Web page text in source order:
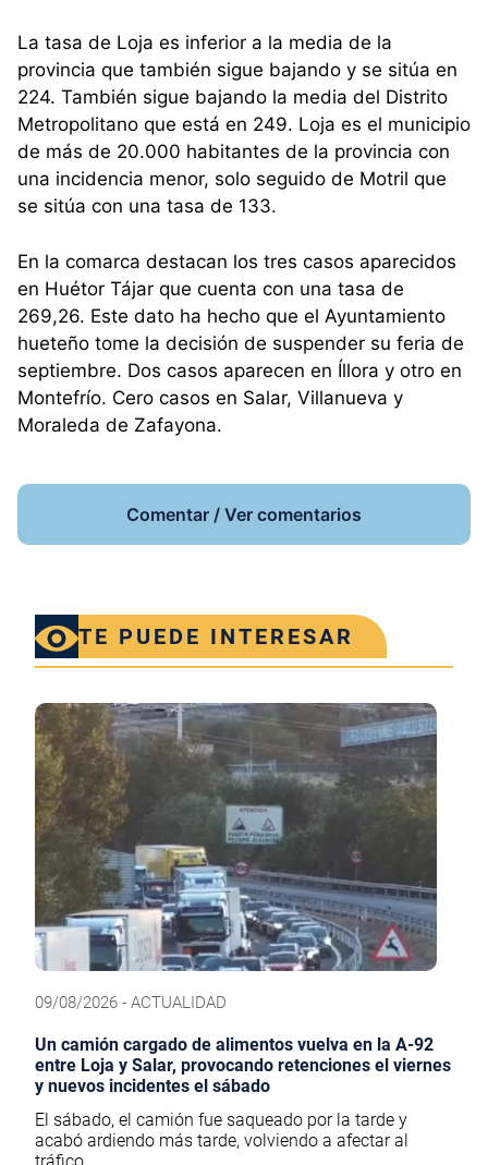
La tasa de Loja es inferior a la media de la
provincia que también sigue bajando y se sitúa en
224. También sigue bajando la media del Distrito
Metropolitano que está en 249. Loja es el municipio
de más de 20.000 habitantes de la provincia con
una incidencia menor, solo seguido de Motril que
se sitúa con una tasa de 133.
En la comarca destacan los tres casos aparecidos
en Huétor Tájar que cuenta con una tasa de
269,26. Este dato ha hecho que el Ayuntamiento
hueteño tome la decisión de suspender su feria de
septiembre. Dos casos aparecen en Íllora y otro en
Montefrío. Cero casos en Salar, Villanueva y
Moraleda de Zafayona.
Comentar / Ver comentarios
TE PUEDE INTERESAR
09/08/2026 - ACTUALIDAD
Un camión cargado de alimentos vuelva en la A-92
entre Loja y Salar, provocando retenciones el viernes
y nuevos incidentes el sábado
El sábado, el camión fue saqueado por la tarde y
acabó ardiendo más tarde, volviendo a afectar al